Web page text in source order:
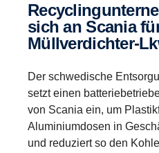
Recyclingunternehmen wendet
sich an Scania
Müllverdichter-
Der schwedische
setzt einen
von Scania ein, um
Aluminiumdosen in
und reduziert so den